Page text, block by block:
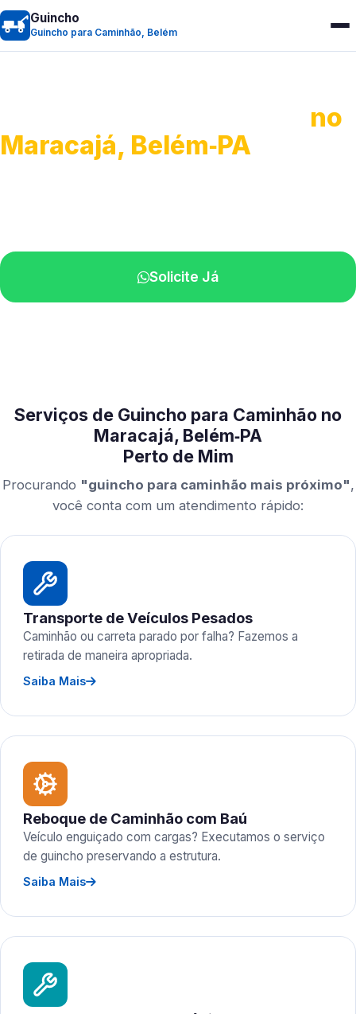
Guincho
Guincho para Caminhão, Belém
no
Maracajá, Belém‑PA
Solicite Já
Serviços de Guincho para Caminhão no
Maracajá, Belém‑PA
Perto de Mim
Procurando "guincho para caminhão mais próximo",
você conta com um atendimento rápido:
Transporte de Veículos Pesados
Caminhão ou carreta parado por falha? Fazemos a
retirada de maneira apropriada.
Saiba Mais
Reboque de Caminhão com Baú
Veículo enguiçado com cargas? Executamos o serviço
de guincho preservando a estrutura.
Saiba Mais